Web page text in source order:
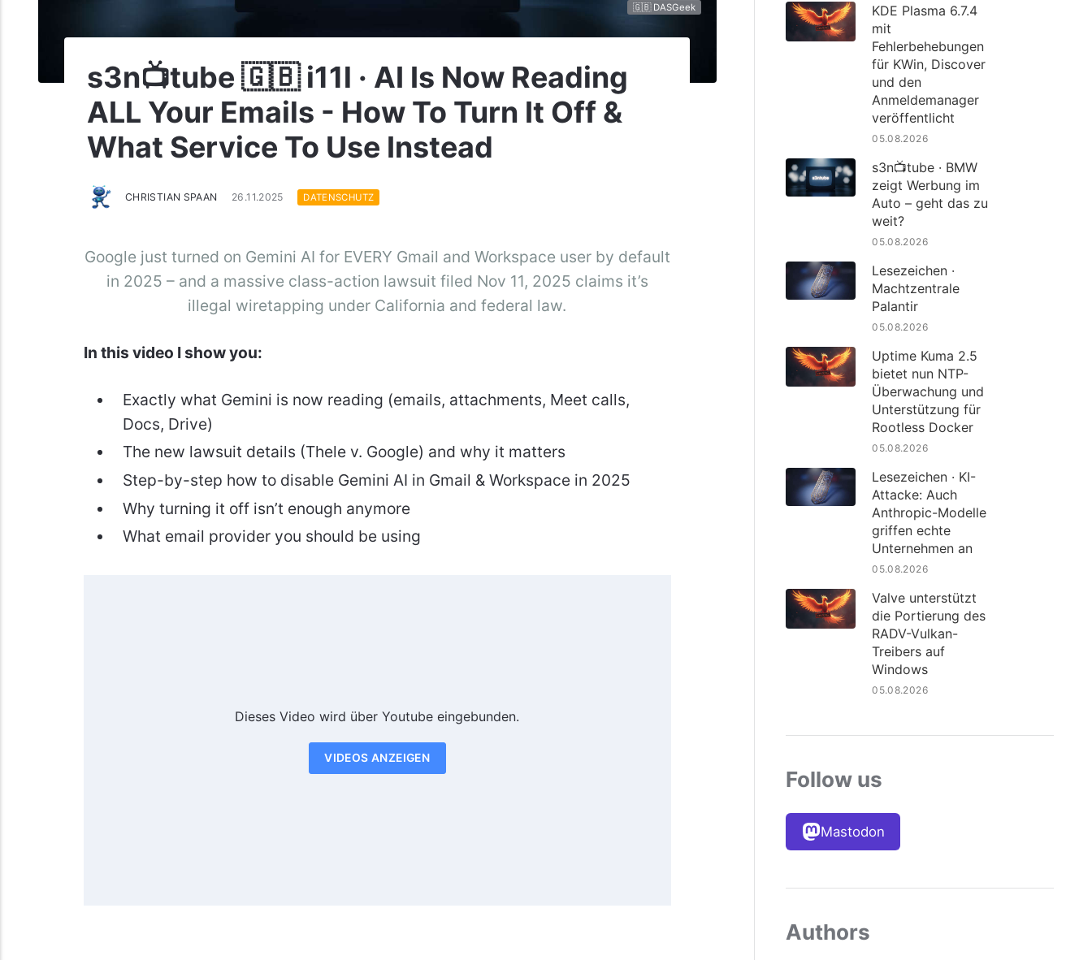
🇬🇧 DASGeek
s3n📺tube 🇬🇧 i11l · AI Is Now Reading
ALL Your Emails - How To Turn It Off &
What Service To Use Instead
CHRISTIAN SPAAN 26.11.2025 DATENSCHUTZ
Google just turned on Gemini AI for EVERY Gmail and Workspace user by default
in 2025 – and a massive class-action lawsuit filed Nov 11, 2025 claims it’s
illegal wiretapping under California and federal law.
In this video I show you:
Exactly what Gemini is now reading (emails, attachments, Meet calls,
Docs, Drive)
The new lawsuit details (Thele v. Google) and why it matters
Step-by-step how to disable Gemini AI in Gmail & Workspace in 2025
Why turning it off isn’t enough anymore
What email provider you should be using
Dieses Video wird über Youtube eingebunden.
VIDEOS ANZEIGEN
KDE Plasma 6.7.4
mit
Fehlerbehebungen
für KWin, Discover
und den
Anmeldemanager
veröffentlicht
05.08.2026
s3n📺tube · BMW
zeigt Werbung im
Auto – geht das zu
weit?
05.08.2026
Lesezeichen ·
Machtzentrale
Palantir
05.08.2026
Uptime Kuma 2.5
bietet nun NTP-
Überwachung und
Unterstützung für
Rootless Docker
05.08.2026
Lesezeichen · KI-
Attacke: Auch
Anthropic-Modelle
griffen echte
Unternehmen an
05.08.2026
Valve unterstützt
die Portierung des
RADV-Vulkan-
Treibers auf
Windows
05.08.2026
Follow us
Mastodon
Authors